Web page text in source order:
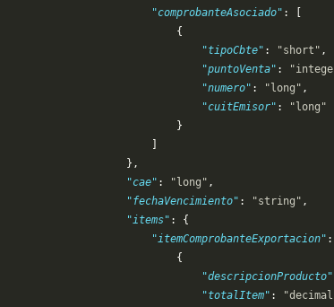
                        "comprobanteAsociado"
: [
                            {
                                "tipoCbte"
: "short" ,
                                "puntoVenta"
:
                                "numero"
: "long" ,
                                "cuitEmisor"
:
"long"
                            }
                    },
                    "cae"
: "long" ,
                    "fechaVencimiento"
: "string" ,
                    "items"
: {
                        "itemComprobanteExportacion"
:
                            {
                                "descripcionProducto"
                                "totalItem"
: